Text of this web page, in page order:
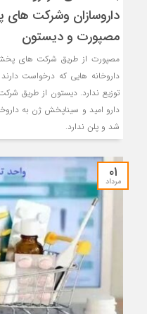
داروسازان و‌شرکت
مصپورت و دیستون
مصپورت از طریق شرکت های
داروخانه هایی که درخواست
توزیع ندارد. دیستون از
دارو امید و سیناپخش ژن به
شد و پلن ندارد.
۰۱
مرداد